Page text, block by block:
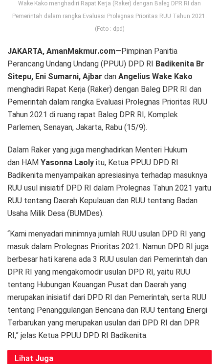
Wake Kako menghadiri Rapat Kerja (Raker) dengan Baleg DPR RI dan
Pemerintah dalam rangka Evaluasi Prolegnas Prioritas RUU Tahun 2021.
(Foto : dpd)
JAKARTA, AmanMakmur.com—Pimpinan Panitia
Perancang Undang Undang (PPUU) DPD RI
Badikenita Br
Sitepu, Eni Sumarni, Ajbar dan Angelius Wake Kako
menghadiri Rapat Kerja (Raker) dengan Baleg DPR RI dan
Pemerintah dalam rangka Evaluasi Prolegnas Prioritas RUU
Tahun 2021 di ruang rapat Baleg DPR RI, Komplek
Parlemen, Senayan, Jakarta, Rabu (15/9).
Dalam Raker yang juga menghadirkan Menteri Hukum
dan HAM Yasonna Laoly itu, Ketua PPUU DPD RI
Badikenita menyampaikan apresiasinya terhadap masuknya
RUU usul inisiatif DPD RI dalam Prolegnas Tahun 2021 yaitu
RUU tentang Daerah Kepulauan dan RUU tentang Badan
Usaha Milik Desa (BUMDes).
“Kami menyadari minimnya jumlah RUU usulan DPD RI yang
masuk dalam Prolegnas Prioritas 2021. Namun DPD RI juga
berbesar hati karena ada 3 RUU usulan dari Pemerintah dan
DPR RI yang mengakomodir usulan DPD RI, yaitu RUU
tentang Hubungan Keuangan Pusat dan Daerah yang
merupakan inisiatif dari DPD RI dan Pemerintah, serta RUU
tentang Penanggulangan Bencana dan RUU tentang Energi
Terbarukan yang merupakan usulan dari DPD RI dan DPR
RI,” jelas Ketua PPUU DPD RI Badikenita.
Lihat Juga